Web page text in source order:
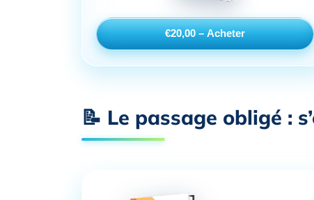
préparation
aux
€20,00 – Acheter
📝 Le passage obligé :